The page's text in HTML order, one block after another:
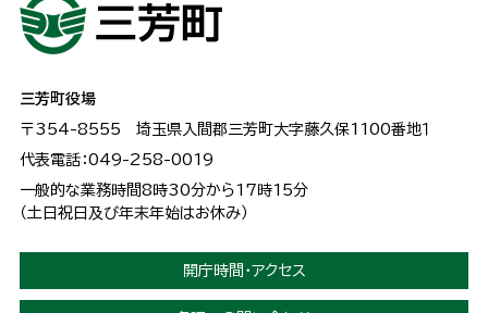
三芳町役場
〒354-8555 埼玉県入間郡三芳町大字藤久保1100番地１
代表電話：049-258-0019
一般的な業務時間8時30分から17時15分
（土日祝日及び年末年始はお休み）
開庁時間・アクセス